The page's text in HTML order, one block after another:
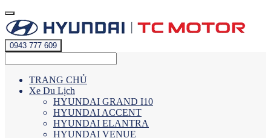
0943 777 609
TRANG CHỦ
Xe Du Lịch
HYUNDAI GRAND I10
HYUNDAI ACCENT
HYUNDAI ELANTRA
HYUNDAI VENUE